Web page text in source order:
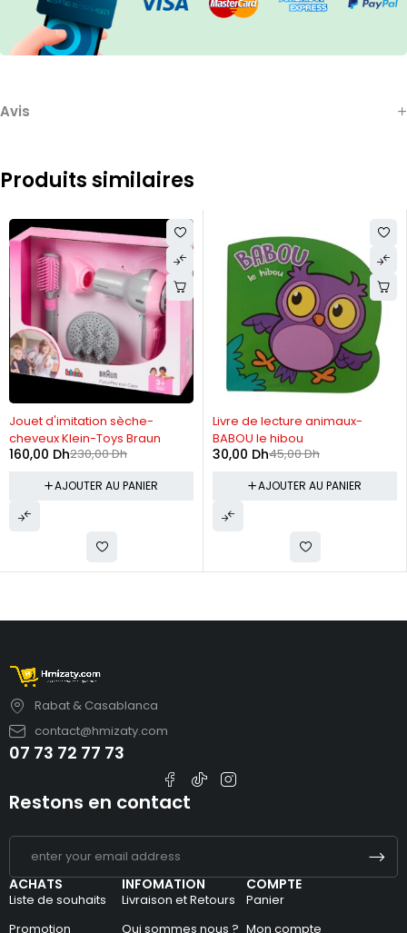
Avis
Produits similaires
-30%
Jouet d'imitation sèche-
cheveux Klein-Toys Braun
230,00Dh
160,00 Dh
AJOUTER AU PANIER
-33%
Livre de lecture animaux-
BABOU le hibou
45,00Dh
30,00 Dh
AJOUTER AU PANIER
Rabat & Casablanca
contact@hmizaty.com
07 73 72 77 73
ACHATS
Liste de souhaits
Promotion
INFOMATION
Livraison et Retours
Qui sommes nous ?
COMPTE
Panier
Mon compte
Restons en contact